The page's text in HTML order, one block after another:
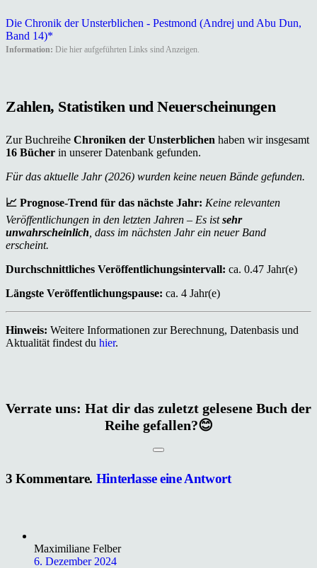
Die Chronik der Unsterblichen - Pestmond (Andrej und Abu Dun,
Band 14)*
Information: Die hier aufgeführten Links sind Anzeigen.
Zahlen, Statistiken und Neuerscheinungen
Zur Buchreihe Chroniken der Unsterblichen haben wir insgesamt
16 Bücher in unserer Datenbank gefunden.
Für das aktuelle Jahr (2026) wurden keine neuen Bände gefunden.
📈 Prognose-Trend für das nächste Jahr: Keine relevanten
Veröffentlichungen in den letzten Jahren – Es istsehr
unwahrscheinlich , dass im nächsten Jahr ein neuer Band
erscheint.
Durchschnittliches Veröffentlichungsintervall: ca. 0.47 Jahr(e)
Längste Veröffentlichungspause: ca. 4 Jahr(e)
Hinweis: Weitere Informationen zur Berechnung, Datenbasis und
Aktualität findest du hier.
Verrate uns: Hat dir das zuletzt gelesene Buch der
Reihe gefallen?😊
3Kommentare. Hinterlasse eine Antwort
Maximiliane Felber
6. Dezember 2024